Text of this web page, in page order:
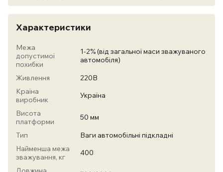
Характеристики
Межа
допустимої
похибки
1-2% (від загальної маси зважуваного
автомобіля)
Живлення
220В
Країна
виробник
Україна
Висота
платформи
50 мм
Тип
Ваги автомобільні підкладні
Найменша межа
зважування, кг
400